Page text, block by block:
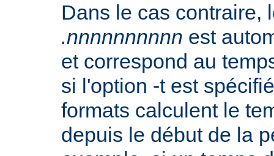
Dans le cas contraire,
.nnnnnnnnnn est
et correspond au
si l'option -t est
formats calculent le
depuis le début de la